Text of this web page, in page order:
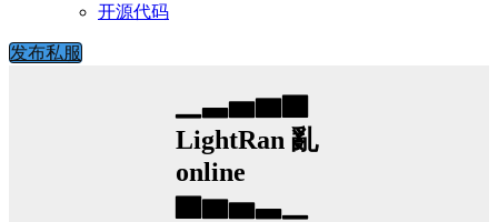
开源代码
发布私服
▁▃▅▆▇
LightRan 亂
online
▇▆▅▃▁